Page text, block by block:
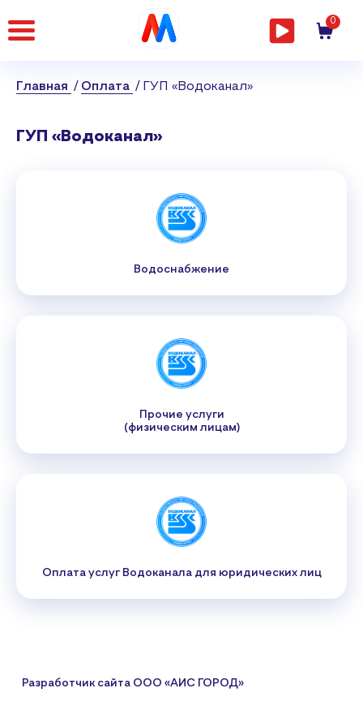
Главная
страница
0
Главная Оплата ГУП «Водоканал»
ГУП «Водоканал»
Водоснабжение
Прочие услуги
(физическим лицам)
Оплата услуг Водоканала для юридических лиц
Разработчик сайта ООО «АИС ГОРОД»